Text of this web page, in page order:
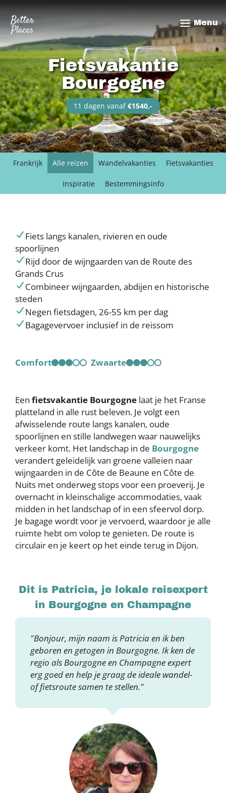
Overslaan
en
naar
de
inhoud
gaan
Fietsvakantie
Bourgogne
11 dagen vanaf€1540,-
Menu
Frankrijk Alle reizen Wandelvakanties Fietsvakanties
Inspiratie Bestemmingsinfo
Fiets langs kanalen, rivieren en oude
spoorlijnen
Rijd door de wijngaarden van de Route des
Grands Crus
Combineer wijngaarden, abdijen en historische
steden
Negen fietsdagen, 26-55 km per dag
Bagagevervoer inclusief in de reissom
Comfort Zwaarte
Een fietsvakantie Bourgogne laat je het Franse
platteland in alle rust beleven. Je volgt een
afwisselende route langs kanalen, oude
spoorlijnen en stille landwegen waar nauwelijks
verkeer komt. Het landschap in de Bourgogne
verandert geleidelijk van groene valleien naar
wijngaarden in de Côte de Beaune en Côte de
Nuits met onderweg stops voor een proeverij. Je
overnacht in kleinschalige accommodaties, vaak
midden in het landschap of in een sfeervol dorp.
Je bagage wordt voor je vervoerd, waardoor je alle
ruimte hebt om volop te genieten. De route is
circulair en je keert op het einde terug in Dijon.
Dit is Patricia, je lokale reisexpert
in Bourgogne en Champagne
"Bonjour, mijn naam is Patricia en ik ben
geboren en getogen in Bourgogne. Ik ken de
regio als Bourgogne en Champagne expert
erg goed en help je graag de ideale wandel-
of fietsroute samen te stellen."